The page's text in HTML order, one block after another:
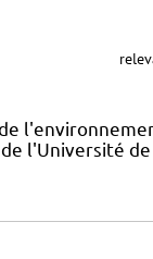
l'Université